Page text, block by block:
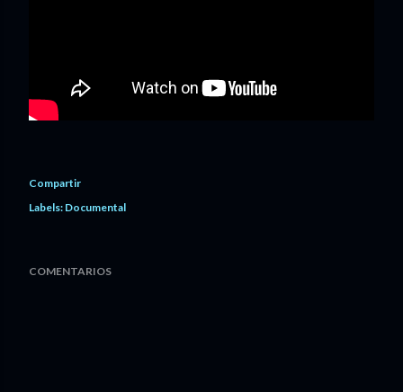
Compartir
Labels: Documental
COMENTARIOS